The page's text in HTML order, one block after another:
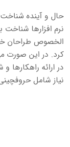
حال و آینده
نرم افزارها شناخت
الخصوص طراحان
کرد. در این صورت
در ارائه
نیاز شامل